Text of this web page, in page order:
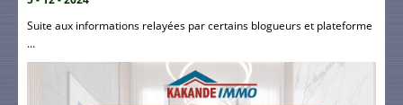
Suite aux informations relayées par certains blogueurs et plateforme
...